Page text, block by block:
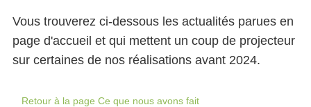
Vous trouverez ci-dessous les actualités parues en
page d'accueil et qui mettent un coup de projecteur
sur certaines de nos réalisations avant 2024.
Retour à la page Ce que nous avons fait